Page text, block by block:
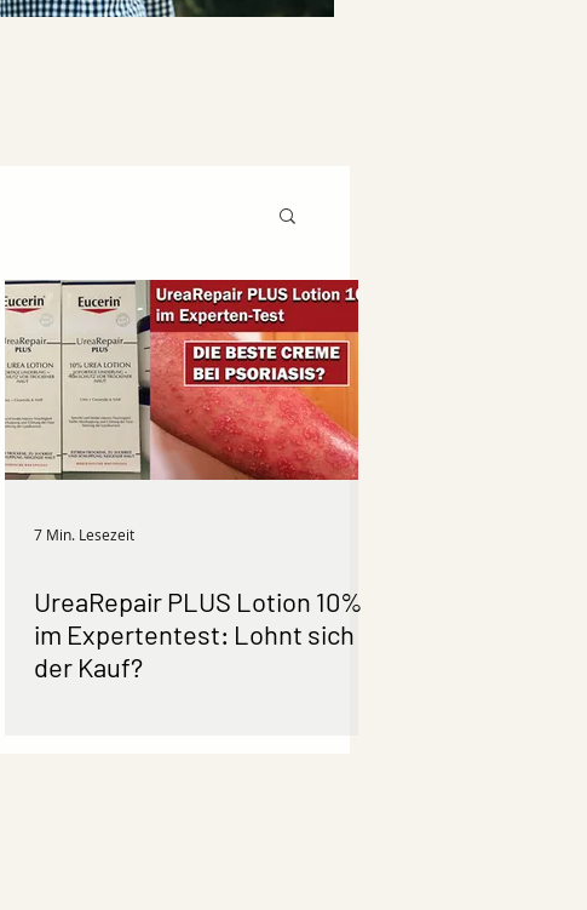
7 Min. Lesezeit
UreaRepair PLUS Lotion 10%
im Expertentest: Lohnt sich
der Kauf?